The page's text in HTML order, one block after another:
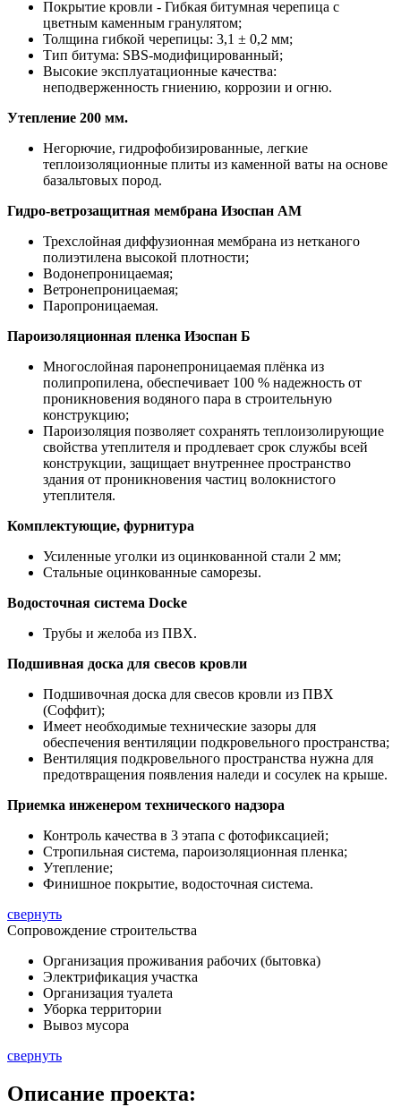
Покрытие кровли - Гибкая битумная черепица с
цветным каменным гранулятом;
Толщина гибкой черепицы: 3,1 ± 0,2 мм;
Тип битума: SBS-модифицированный;
Высокие эксплуатационные качества:
неподверженность гниению, коррозии и огню.
Утепление 200 мм.
Негорючие, гидрофобизированные, легкие
теплоизоляционные плиты из каменной ваты на основе
базальтовых пород.
Гидро-ветрозащитная мембрана Изоспан АМ
Трехслойная диффузионная мембрана из нетканого
полиэтилена высокой плотности;
Водонепроницаемая;
Ветронепроницаемая;
Паропроницаемая.
Пароизоляционная пленка Изоспан Б
Многослойная паронепроницаемая плёнка из
полипропилена, обеспечивает 100 % надежность от
проникновения водяного пара в строительную
конструкцию;
Пароизоляция позволяет сохранять теплоизолирующие
свойства утеплителя и продлевает срок службы всей
конструкции, защищает внутреннее пространство
здания от проникновения частиц волокнистого
утеплителя.
Комплектующие, фурнитура
Усиленные уголки из оцинкованной стали 2 мм;
Стальные оцинкованные саморезы.
Водосточная система Docke
Трубы и желоба из ПВХ.
Подшивная доска для свесов кровли
Подшивочная доска для свесов кровли из ПВХ
(Соффит);
Имеет необходимые технические зазоры для
обеспечения вентиляции подкровельного пространства;
Вентиляция подкровельного пространства нужна для
предотвращения появления наледи и сосулек на крыше.
Приемка инженером технического надзора
Контроль качества в 3 этапа с фотофиксацией;
Стропильная система, пароизоляционная пленка;
Утепление;
Финишное покрытие, водосточная система.
свернуть
Сопровождение строительства
Организация проживания рабочих (бытовка)
Электрификация участка
Организация туалета
Уборка территории
Вывоз мусора
свернуть
Описание проекта: